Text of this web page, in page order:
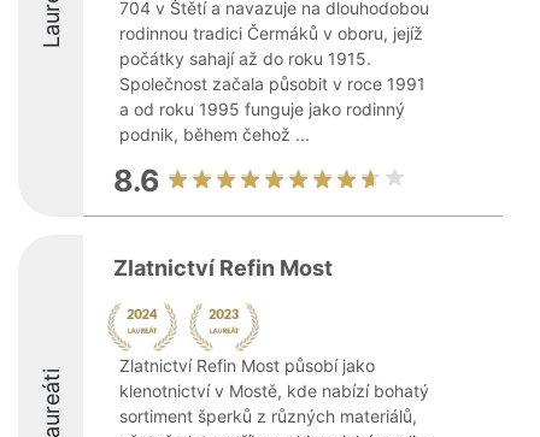
704 v Štětí a navazuje na dlouhodobou
rodinnou tradici Čermáků v oboru, jejíž
počátky sahají až do roku 1915.
Společnost začala působit v roce 1991
a od roku 1995 funguje jako rodinný
podnik, během čehož ...
8.6
Laureáti
Zlatnictví Refin Most
Zlatnictví Refin Most působí jako
klenotnictví v Mostě, kde nabízí bohatý
sortiment šperků z různých materiálů,